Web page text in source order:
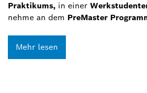
Praktikums, in einer
nehme an dem PreMaster
Mehr lesen